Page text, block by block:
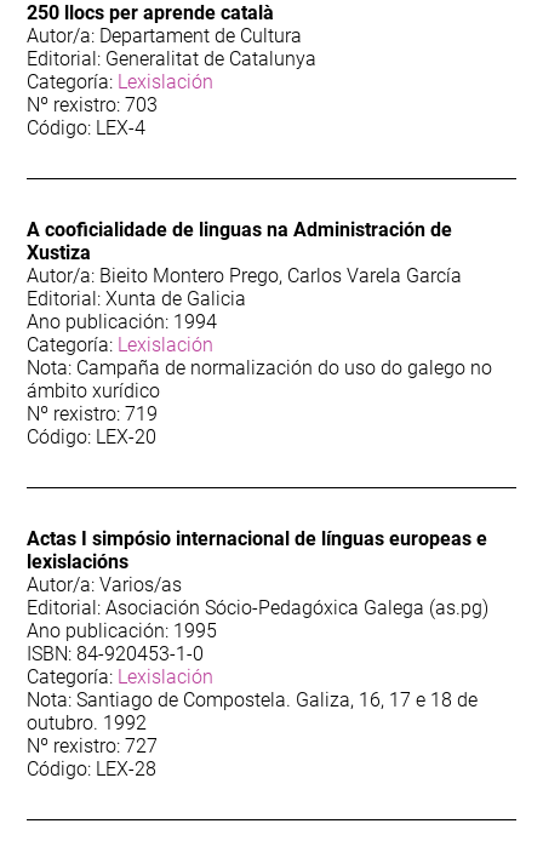
Narrativa infantil 455
Narrativa xuvenil
Pedagoxía
Poesía99
Sociolingüística145
Teatro12
Toponimia102
250 llocs per aprende català
Autor/a: Departament de Cultura
Editorial: Generalitat de Catalunya
Categoría: Lexislación
Nº rexistro: 703
Código: LEX-4
A cooficialidade de linguas na Administración de
Xustiza
Autor/a: Bieito Montero Prego, Carlos Varela García
Editorial: Xunta de Galicia
Ano publicación: 1994
Categoría: Lexislación
Nota: Campaña de normalización do uso do galego no
ámbito xurídico
Nº rexistro: 719
Código: LEX-20
Actas I simpósio internacional de línguas europeas e
lexislacións
Autor/a: Varios/as
Editorial: Asociación Sócio-Pedagóxica Galega (as.pg)
Ano publicación: 1995
ISBN: 84-920453-1-0
Categoría: Lexislación
Nota: Santiago de Compostela. Galiza, 16, 17 e 18 de
outubro. 1992
Nº rexistro: 727
Código: LEX-28